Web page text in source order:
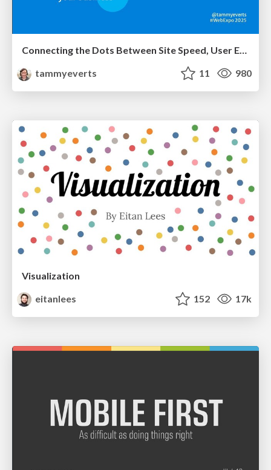
Connecting the Dots Between Site Speed, User Experience & Your Business [WebExpo 2025]
tammyeverts
11 980
Visualization
eitanlees
152 17k